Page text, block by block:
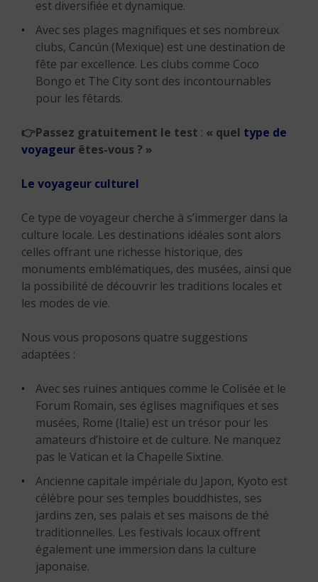
est diversifiée et dynamique.
Avec ses plages magnifiques et ses nombreux
clubs, Cancún (Mexique) est une destination de
fête par excellence. Les clubs comme Coco
Bongo et The City sont des incontournables
pour les fêtards.
👉Passez gratuitement le test : « quel type de
voyageur êtes-vous ? »
Le voyageur culturel
Ce type de voyageur cherche à s’immerger dans la
culture locale. Les destinations idéales sont alors
celles offrant une richesse historique, des
monuments emblématiques, des musées, ainsi que
la possibilité de découvrir les traditions locales et
les modes de vie.
Nous vous proposons quatre suggestions
adaptées :
Avec ses ruines antiques comme le Colisée et le
Forum Romain, ses églises magnifiques et ses
musées, Rome (Italie) est un trésor pour les
amateurs d’histoire et de culture. Ne manquez
pas le Vatican et la Chapelle Sixtine.
Ancienne capitale impériale du Japon, Kyoto est
célèbre pour ses temples bouddhistes, ses
jardins zen, ses palais et ses maisons de thé
traditionnelles. Les festivals locaux offrent
également une immersion dans la culture
japonaise.